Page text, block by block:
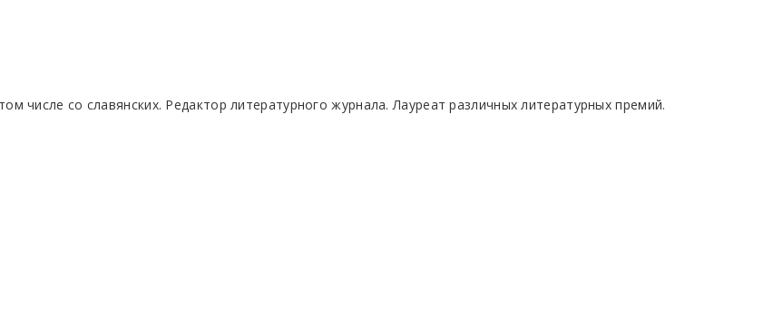
числе со славянских. Редактор литературного журнала. Лауреат различных литературных премий.